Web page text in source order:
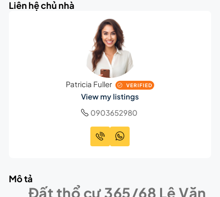
Liên hệ chủ nhà
Patricia Fuller VERIFIED
View my listings
0903652980
Mô tả
Đất thổ cư 365/68 Lê Văn